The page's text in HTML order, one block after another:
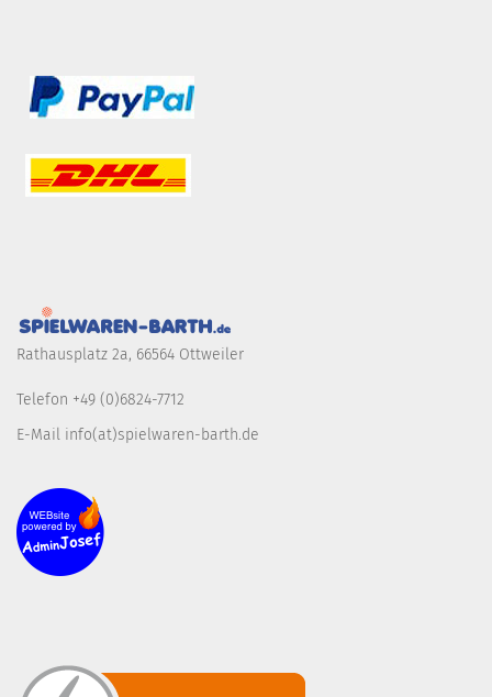
Rathausplatz 2a, 66564 Ottweiler
Telefon +49 (0)6824-7712
E-Mail info(at)spielwaren-barth.de